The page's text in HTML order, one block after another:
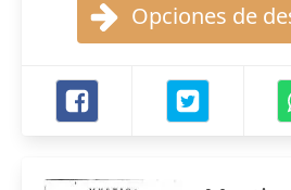
Opciones de